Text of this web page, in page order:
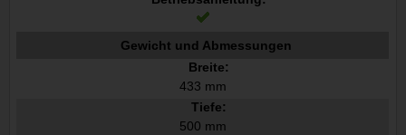
Gewicht und Abmessungen
Breite:
433 mm
Tiefe:
500 mm